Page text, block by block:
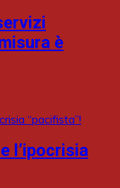
è
l’ipocrisia